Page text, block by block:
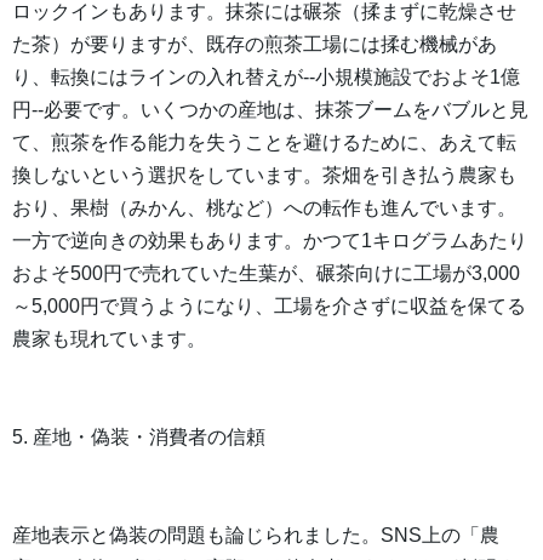
ロックインもあります。抹茶には碾茶（揉まずに乾燥させ
た茶）が要りますが、既存の煎茶工場には揉む機械があ
り、転換にはラインの入れ替えが--小規模施設でおよそ1億
円--必要です。いくつかの産地は、抹茶ブームをバブルと見
て、煎茶を作る能力を失うことを避けるために、あえて転
換しないという選択をしています。茶畑を引き払う農家も
おり、果樹（みかん、桃など）への転作も進んでいます。
一方で逆向きの効果もあります。かつて1キログラムあたり
およそ500円で売れていた生葉が、碾茶向けに工場が3,000
～5,000円で買うようになり、工場を介さずに収益を保てる
農家も現れています。
5. 産地・偽装・消費者の信頼
産地表示と偽装の問題も論じられました。SNS上の「農